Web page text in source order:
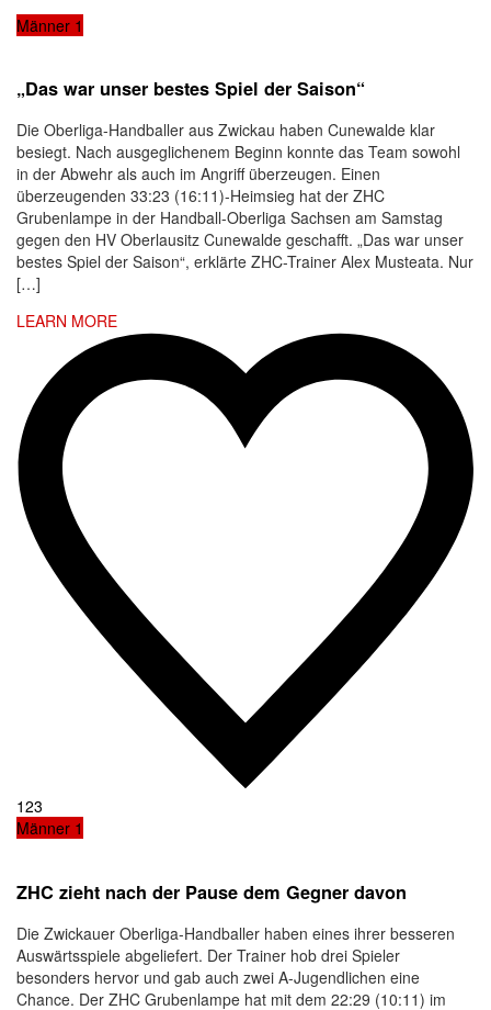
Männer 1
„Das war unser bestes Spiel der Saison“
Die Oberliga-Handballer aus Zwickau haben Cunewalde klar
besiegt. Nach ausgeglichenem Beginn konnte das Team sowohl
in der Abwehr als auch im Angriff überzeugen. Einen
überzeugenden 33:23 (16:11)-Heimsieg hat der ZHC
Grubenlampe in der Handball-Oberliga Sachsen am Samstag
gegen den HV Oberlausitz Cunewalde geschafft. „Das war unser
bestes Spiel der Saison“, erklärte ZHC-Trainer Alex Musteata. Nur
[…]
LEARN MORE
123
Männer 1
ZHC zieht nach der Pause dem Gegner davon
Die Zwickauer Oberliga-Handballer haben eines ihrer besseren
Auswärtsspiele abgeliefert. Der Trainer hob drei Spieler
besonders hervor und gab auch zwei A-Jugendlichen eine
Chance. Der ZHC Grubenlampe hat mit dem 22:29 (10:11) im